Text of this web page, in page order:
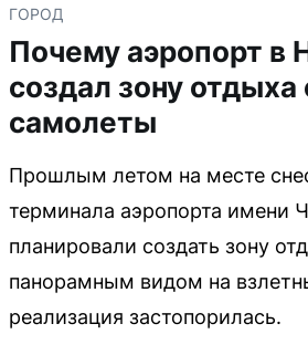
ГОРОД
Почему аэропорт в
создал зону отдыха
самолеты
Прошлым летом на месте
терминала аэропорта имени
планировали создать зону
панорамным видом на
реализация застопорилась.